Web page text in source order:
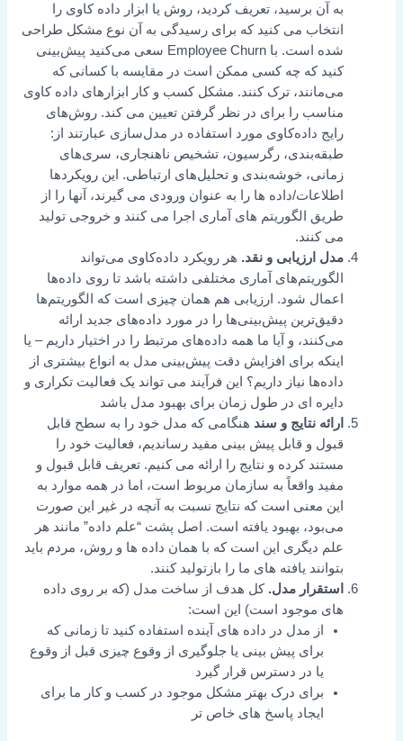
به آن برسید، تعریف کردید، روش یا ابزار داده کاوی را
انتخاب می کنید که برای رسیدگی به آن نوع مشکل طراحی
شده است. با Employee Churn سعی می‌کنید پیش‌بینی
کنید که چه کسی ممکن است در مقایسه با کسانی که
می‌مانند، ترک کنند. مشکل کسب و کار ابزارهای داده کاوی
مناسب را برای در نظر گرفتن تعیین می کند. روش‌های
رایج داده‌کاوی مورد استفاده در مدل‌سازی عبارتند از:
طبقه‌بندی، رگرسیون، تشخیص ناهنجاری، سری‌های
زمانی، خوشه‌بندی و تحلیل‌های ارتباطی. این رویکردها
اطلاعات/داده ها را به عنوان ورودی می گیرند، آنها را از
طریق الگوریتم های آماری اجرا می کنند و خروجی تولید
می کنند.
مدل ارزیابی و نقد. هر رویکرد داده‌کاوی می‌تواند
الگوریتم‌های آماری مختلفی داشته باشد تا روی داده‌ها
اعمال شود. ارزیابی هم همان چیزی است که الگوریتم‌ها
دقیق‌ترین پیش‌بینی‌ها را در مورد داده‌های جدید ارائه
می‌کنند، و آیا ما همه داده‌های مرتبط را در اختیار داریم – یا
اینکه برای افزایش دقت پیش‌بینی مدل به انواع بیشتری از
داده‌ها نیاز داریم؟ این فرآیند می تواند یک فعالیت تکراری و
دایره ای در طول زمان برای بهبود مدل باشد
ارائه نتایج و سند هنگامی که مدل خود را به سطح قابل
قبول و قابل پیش بینی مفید رساندیم، فعالیت خود را
مستند کرده و نتایج را ارائه می کنیم. تعریف قابل قبول و
مفید واقعاً به سازمان مربوط است، اما در همه موارد به
این معنی است که نتایج نسبت به آنچه در غیر این صورت
می‌بود، بهبود یافته است. اصل پشت “علم داده” مانند هر
علم دیگری این است که با همان داده ها و روش، مردم باید
بتوانند یافته های ما را بازتولید کنند.
استقرار مدل. کل هدف از ساخت مدل (که بر روی داده
های موجود است) این است:
از مدل در داده های آینده استفاده کنید تا زمانی که
برای پیش بینی یا جلوگیری از وقوع چیزی قبل از وقوع
یا در دسترس قرار گیرد
برای درک بهتر مشکل موجود در کسب و کار ما برای
ایجاد پاسخ های خاص تر